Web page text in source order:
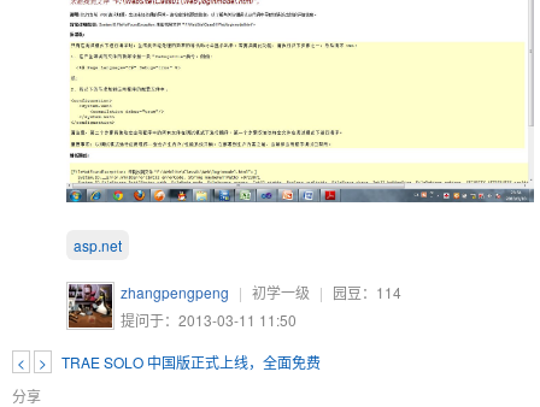
asp.net
zhangpengpeng | 初学一级 | 园豆： 114
提问于：2013-03-11 11:50
< >
TRAE SOLO 中国版正式上线，全面免费
分享